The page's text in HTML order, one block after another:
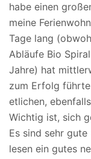
habe einen
meine
Tage lang
Abläufe Bio
Jahre) hat
zum Erfolg
etlichen,
Wichtig ist, sich
Es sind sehr
lesen ein gutes